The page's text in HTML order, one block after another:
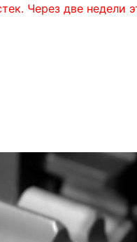
Через две